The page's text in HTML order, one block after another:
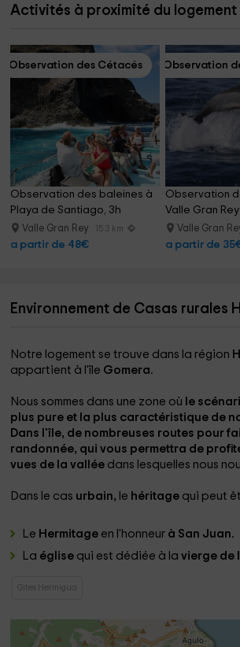
Activités à proximité du logement
Observation des Cétacés
Observation des baleines à
Playa de Santiago, 3h
Valle Gran Rey 15.3 km
a partir de 48€
Observation
Observation
Valle Gran
Valle Gran
a partir de
Environnement de Casas rurales
Notre logement se trouve dans la région
appartient à l'île Gomera.
Nous sommes dans une zone où le
plus pure et la plus caractéristique de
Dans l'île, de nombreuses routes pour
randonnée, qui vous permettra de
vues de la vallée dans lesquelles nous
Dans le cas urbain, le héritage qui peut
Le Hermitage en l'honneur à San Juan.
La église qui est dédiée à lavierge de
Gites Hermigua